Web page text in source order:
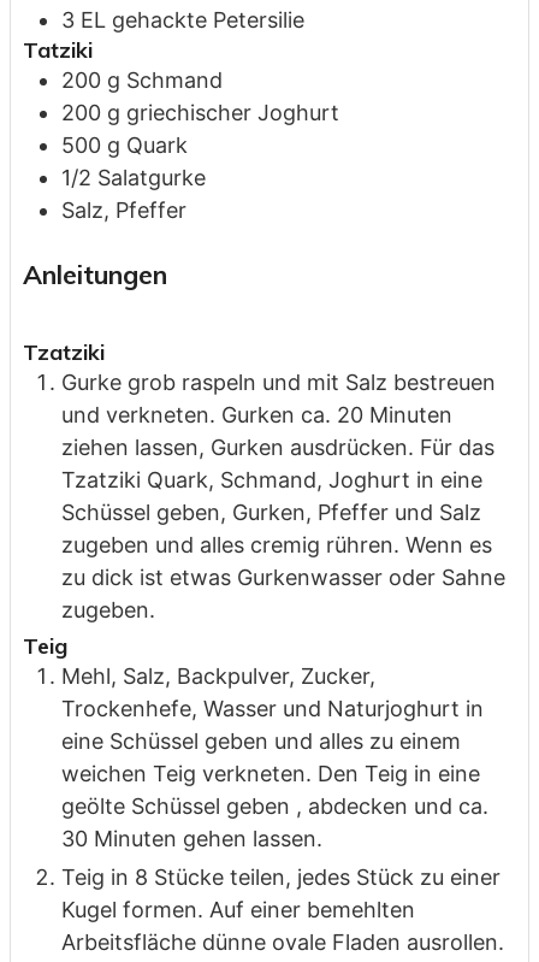
3 EL gehackte Petersilie
Tatziki
200 g Schmand
200 g griechischer Joghurt
500 g Quark
1/2 Salatgurke
Salz, Pfeffer
Anleitungen
Tzatziki
Gurke grob raspeln und mit Salz bestreuen
und verkneten. Gurken ca. 20 Minuten
ziehen lassen, Gurken ausdrücken. Für das
Tzatziki Quark, Schmand, Joghurt in eine
Schüssel geben, Gurken, Pfeffer und Salz
zugeben und alles cremig rühren. Wenn es
zu dick ist etwas Gurkenwasser oder Sahne
zugeben.
Teig
Mehl, Salz, Backpulver, Zucker,
Trockenhefe, Wasser und Naturjoghurt in
eine Schüssel geben und alles zu einem
weichen Teig verkneten. Den Teig in eine
geölte Schüssel geben , abdecken und ca.
30 Minuten gehen lassen.
Teig in 8 Stücke teilen, jedes Stück zu einer
Kugel formen. Auf einer bemehlten
Arbeitsfläche dünne ovale Fladen ausrollen.